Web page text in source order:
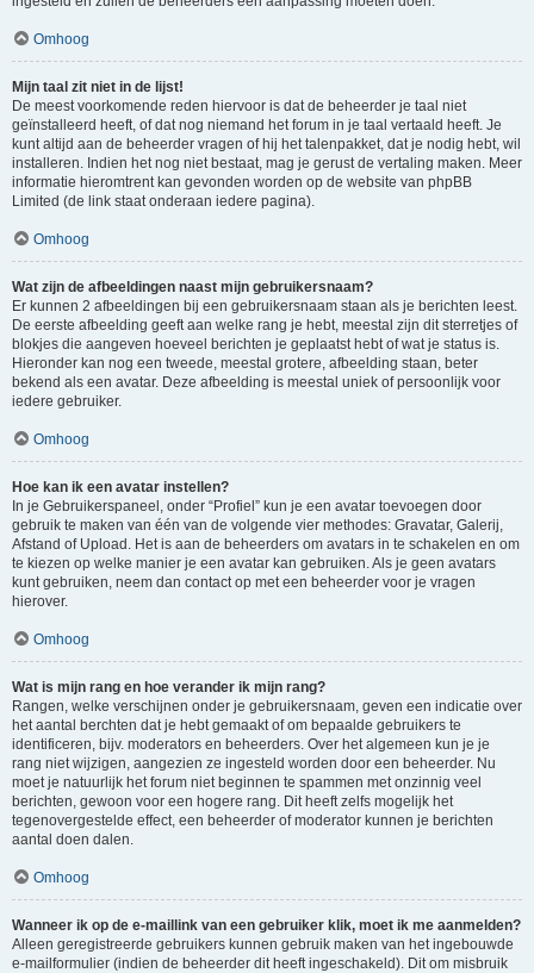
Omhoog
Mijn taal zit niet in de lijst!
De meest voorkomende reden hiervoor is dat de beheerder je taal niet
geïnstalleerd heeft, of dat nog niemand het forum in je taal vertaald heeft. Je
kunt altijd aan de beheerder vragen of hij het talenpakket, dat je nodig hebt, wil
installeren. Indien het nog niet bestaat, mag je gerust de vertaling maken. Meer
informatie hieromtrent kan gevonden worden op de website van phpBB
Limited (de link staat onderaan iedere pagina).
Omhoog
Wat zijn de afbeeldingen naast mijn gebruikersnaam?
Er kunnen 2 afbeeldingen bij een gebruikersnaam staan als je berichten leest.
De eerste afbeelding geeft aan welke rang je hebt, meestal zijn dit sterretjes of
blokjes die aangeven hoeveel berichten je geplaatst hebt of wat je status is.
Hieronder kan nog een tweede, meestal grotere, afbeelding staan, beter
bekend als een avatar. Deze afbeelding is meestal uniek of persoonlijk voor
iedere gebruiker.
Omhoog
Hoe kan ik een avatar instellen?
In je Gebruikerspaneel, onder “Profiel” kun je een avatar toevoegen door
gebruik te maken van één van de volgende vier methodes: Gravatar, Galerij,
Afstand of Upload. Het is aan de beheerders om avatars in te schakelen en om
te kiezen op welke manier je een avatar kan gebruiken. Als je geen avatars
kunt gebruiken, neem dan contact op met een beheerder voor je vragen
hierover.
Omhoog
Wat is mijn rang en hoe verander ik mijn rang?
Rangen, welke verschijnen onder je gebruikersnaam, geven een indicatie over
het aantal berchten dat je hebt gemaakt of om bepaalde gebruikers te
identificeren, bijv. moderators en beheerders. Over het algemeen kun je je
rang niet wijzigen, aangezien ze ingesteld worden door een beheerder. Nu
moet je natuurlijk het forum niet beginnen te spammen met onzinnig veel
berichten, gewoon voor een hogere rang. Dit heeft zelfs mogelijk het
tegenovergestelde effect, een beheerder of moderator kunnen je berichten
aantal doen dalen.
Omhoog
Wanneer ik op de e-maillink van een gebruiker klik, moet ik me aanmelden?
Alleen geregistreerde gebruikers kunnen gebruik maken van het ingebouwde
e-mailformulier (indien de beheerder dit heeft ingeschakeld). Dit om misbruik